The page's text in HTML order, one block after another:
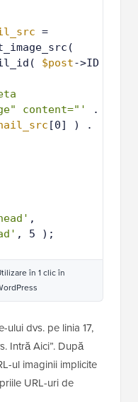
=
$post->ID
content="'
.
, 5 );
în 1 clic în
ului dvs. pe linia 17,
Intră Aici”. După
ul imaginii implicite
URL-uri de